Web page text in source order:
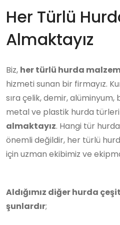
Her Türlü
Almaktayız
Biz, her türlü hurda
hizmeti sunan bir firmayız.
sıra çelik, demir, alüminyum,
metal ve plastik hurda
almaktayız. Hangi tür
önemli değildir, her türlü
için uzman ekibimiz ve
Aldığımız diğer hurda
şunlardır;